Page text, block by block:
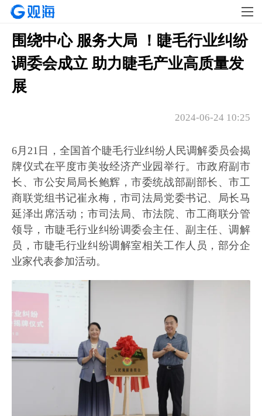
围绕中心 服务大局 ！睫毛行业纠纷
调委会成立 助力睫毛产业高质量发
展
2024-06-24 10:25
6月21日，全国首个睫毛行业纠纷人民调解委员会揭
牌仪式在平度市美妆经济产业园举行。市政府副市
长、市公安局局长鲍辉，市委统战部副部长、市工
商联党组书记崔永梅，市司法局党委书记、局长马
延泽出席活动；市司法局、市法院、市工商联分管
领导，市睫毛行业纠纷调委会主任、副主任、调解
员，市睫毛行业纠纷调解室相关工作人员，部分企
业家代表参加活动。